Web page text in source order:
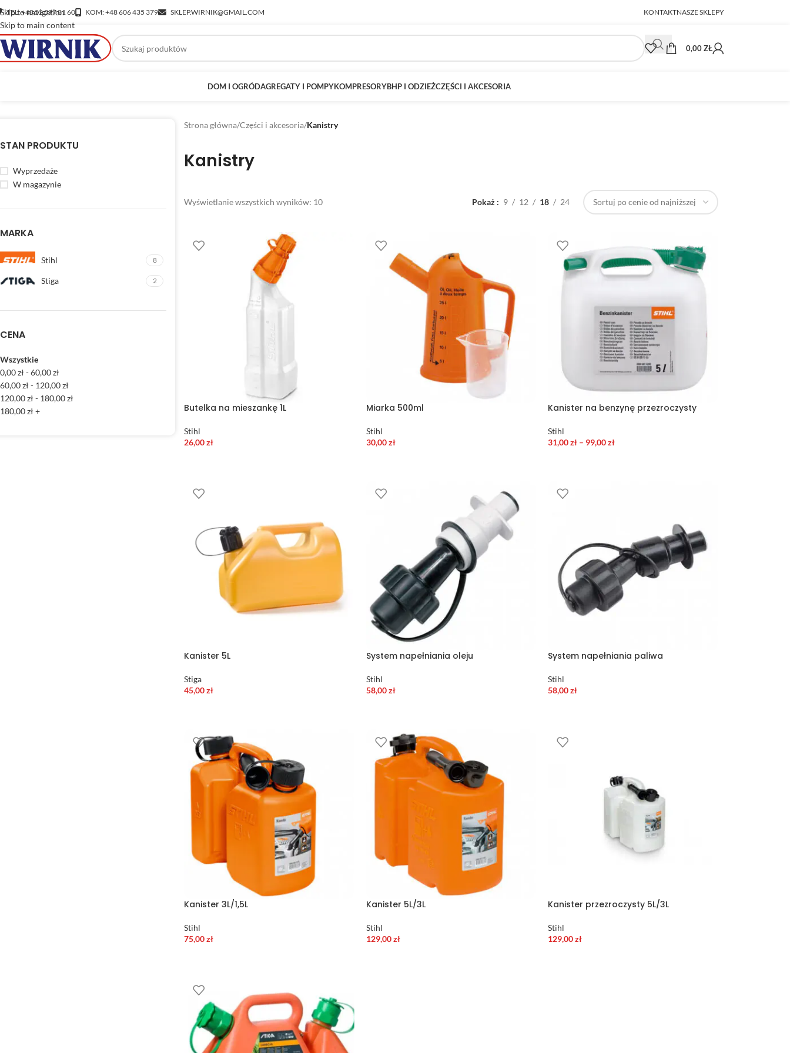
Skip to navigation
Skip to main content
TEL: +48 52 397 81 60 KOM: +48 606 435 379 SKLEP.WIRNIK@GMAIL.COM KONTAKTNASZE SKLEPY
0,00ZŁ
DOM I OGRÓDAGREGATY I POMPYKOMPRESORYBHP I ODZIEŻCZĘŚCI I AKCESORIA
STAN PRODUKTU
Wyprzedaże
W magazynie
MARKA
Stihl 8
Stiga 2
CENA
Wszystkie
0,00zł -60,00zł
60,00zł - 120,00zł
120,00zł - 180,00zł
180,00zł +
Strona główna/Części i akcesoria/Kanistry
Kanistry
Wyświetlanie wszystkich wyników: 10 Pokaż 9 12 18 24
Butelka na mieszankę 1L
Stihl
26,00zł
Miarka 500ml
Stihl
30,00zł
Kanister na benzynę przezroczysty
Stihl
31,00zł – 99,00zł
Kanister 5L
Stiga
45,00zł
System napełniania oleju
Stihl
58,00zł
System napełniania paliwa
Stihl
58,00zł
Kanister 3L/1,5L
Stihl
75,00zł
Kanister 5L/3L
Stihl
129,00zł
Kanister przezroczysty 5L/3L
Stihl
129,00zł